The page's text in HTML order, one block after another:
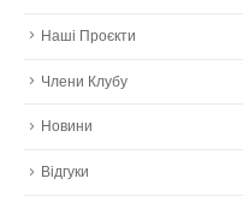
Наші Проєкти
Члени Клубу
Новини
Відгуки